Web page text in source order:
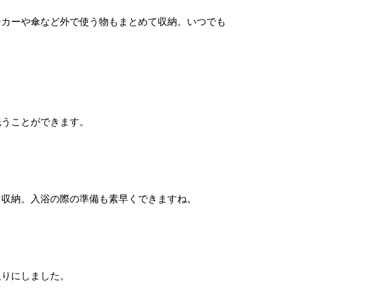
ーや傘など外で使う物もまとめて収納。いつでも
ことができます。
納。入浴の際の準備も素早くできますね。
にしました。